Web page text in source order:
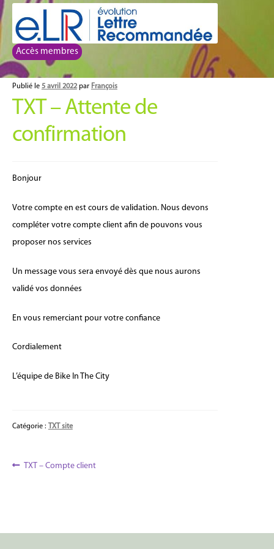
à
la
navigation
au
contenu
Accès membres
Publié le 5 avril 2022 par François
TXT – Attente de
confirmation
Bonjour
Votre compte en est cours de validation. Nous devons
compléter votre compte client afin de pouvons vous
proposer nos services
Un message vous sera envoyé dès que nous aurons
validé vos données
En vous remerciant pour votre confiance
Cordialement
L’équipe de Bike In The City
Catégorie : TXT site
Navigation
Article
TXT – Compte client